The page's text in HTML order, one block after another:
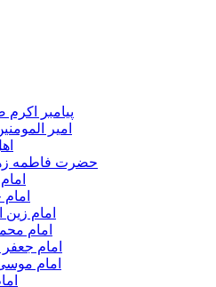
پیامبر اکرم
امیر
حضرت فاطمه
امام زین
امام
امام
امام